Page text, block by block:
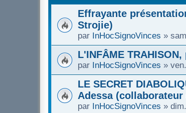
Effrayante
Strojie)
par InHocSignoVinces »
L'INFÂME
par InHocSignoVinces »
LE SECRET
Adessa
par InHocSignoVinces »